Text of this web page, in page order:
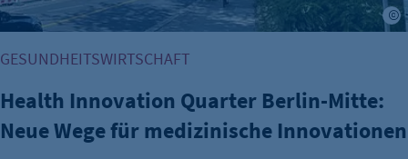
GESUNDHEITSWIRTSCHAFT
Health Innovation Quarter Berlin-Mitte:
Neue Wege für medizinische Innovationen